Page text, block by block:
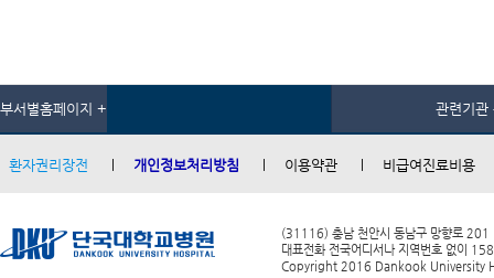
부서별홈페이지 + 관련기관
환자권리장전 개인정보처리방침 이용약관 비급여진료비용
(31116) 충남 천안시 동남구 망향로 201
대표전화 전국어디서나 지역번호 없이
Copyright 2016 Dankook University